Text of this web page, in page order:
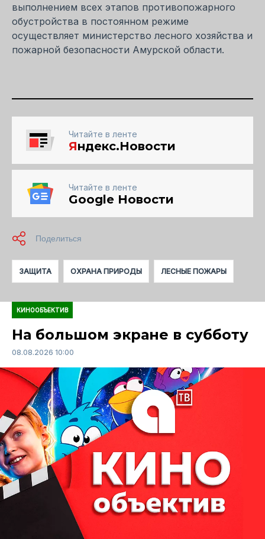
выполнением всех этапов противопожарного
обустройства в постоянном режиме
осуществляет министерство лесного хозяйства и
пожарной безопасности Амурской области.
Читайте в ленте
Яндекс.Новости
Читайте в ленте
Google Новости
ЗАЩИТА ОХРАНА ПРИРОДЫ ЛЕСНЫЕ ПОЖАРЫ
КИНООБЪЕКТИВ
На большом экране в субботу
08.08.2026 10:00